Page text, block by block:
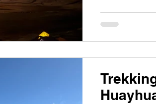
der
unseres